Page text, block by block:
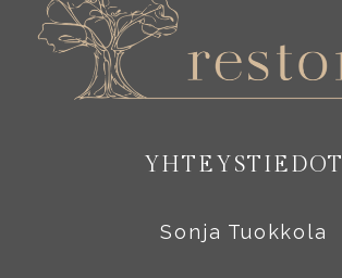
YHTEYSTIEDOT
Sonja Tuokkola